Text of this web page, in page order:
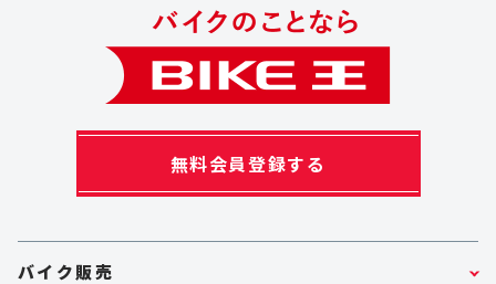
無料会員登録する
バイク販売